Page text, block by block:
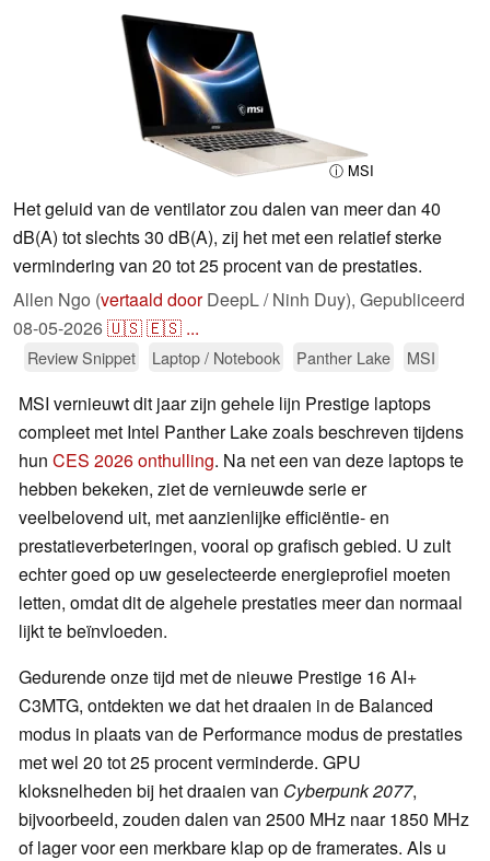
ⓘ MSI
Het geluid van de ventilator zou dalen van meer dan 40
dB(A) tot slechts 30 dB(A), zij het met een relatief sterke
vermindering van 20 tot 25 procent van de prestaties.
Allen Ngo (vertaald doorDeepL / Ninh Duy), Gepubliceerd
08-05-2026🇺🇸🇪🇸 ...
Review Snippet Laptop / Notebook Panther Lake MSI
MSI vernieuwt dit jaar zijn gehele lijn Prestige laptops
compleet met Intel Panther Lake zoals beschreven tijdens
hun CES 2026 onthulling. Na net een van deze laptops te
hebben bekeken, ziet de vernieuwde serie er
veelbelovend uit, met aanzienlijke efficiëntie- en
prestatieverbeteringen, vooral op grafisch gebied. U zult
echter goed op uw geselecteerde energieprofiel moeten
letten, omdat dit de algehele prestaties meer dan normaal
lijkt te beïnvloeden.
Gedurende onze tijd met de nieuwe Prestige 16 AI+
C3MTG, ontdekten we dat het draaien in de Balanced
modus in plaats van de Performance modus de prestaties
met wel 20 tot 25 procent verminderde. GPU
kloksnelheden bij het draaien van Cyberpunk 2077,
bijvoorbeeld, zouden dalen van 2500 MHz naar 1850 MHz
of lager voor een merkbare klap op de framerates. Als u